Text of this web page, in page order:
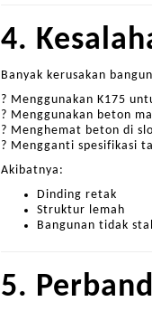
4.
Banyak kerusakan
? Menggunakan K175
? Menggunakan beton
? Menghemat beton di
? Mengganti spesifikasi
Akibatnya:
Dinding retak
Struktur lemah
Bangunan tidak
5.